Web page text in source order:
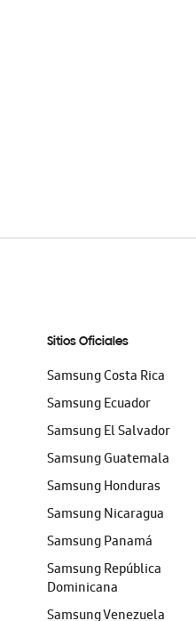
Sitios Oficiales
Samsung Costa Rica
Samsung Ecuador
Samsung El Salvador
Samsung Guatemala
Samsung Honduras
Samsung Nicaragua
Samsung Panamá
Samsung República
Dominicana
Samsung Venezuela